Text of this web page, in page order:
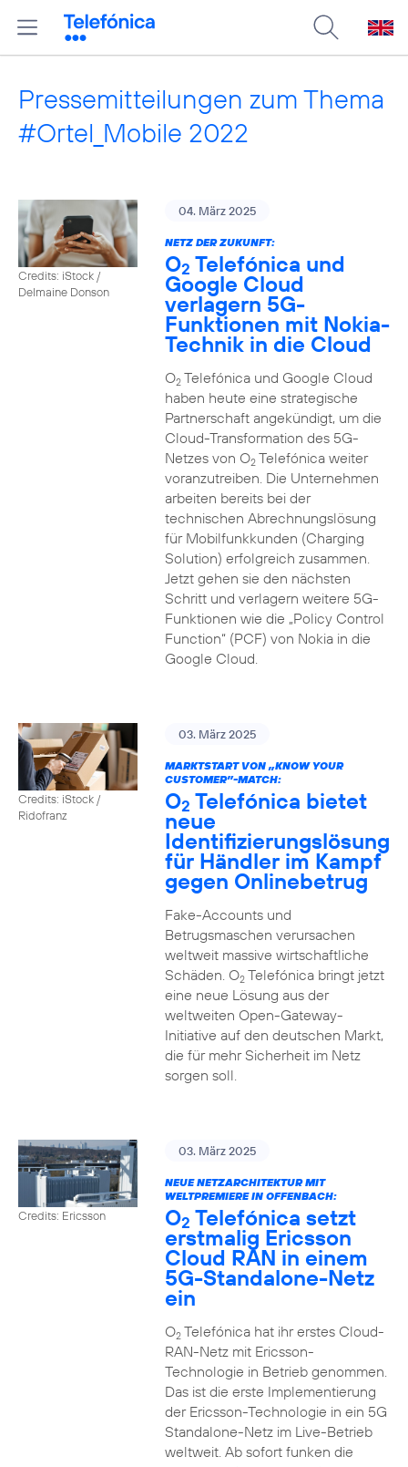
Pressemitteilungen zum Thema
#Ortel_Mobile 2022
Credits: iStock /
Delmaine Donson
04. März 2025
NETZ DER ZUKUNFT:
O2 Telefónica und
Google Cloud
verlagern 5G-
Funktionen mit Nokia-
Technik in die Cloud
O2Telefónica und Google Cloud
haben heute eine strategische
Partnerschaft angekündigt, um die
Cloud-Transformation des 5G-
Netzes von O2Telefónica weiter
voranzutreiben. Die Unternehmen
arbeiten bereits bei der
technischen Abrechnungslösung
für Mobilfunkkunden (Charging
Solution) erfolgreich zusammen.
Jetzt gehen sie den nächsten
Schritt und verlagern weitere 5G-
Funktionen wie die „Policy Control
Function“ (PCF) von Nokia in die
Google Cloud.
Credits: iStock /
Ridofranz
03. März 2025
MARKTSTART VON „KNOW YOUR
CUSTOMER”-MATCH:
O2 Telefónica bietet
neue
Identifizierungslösung
für Händler im Kampf
gegen Onlinebetrug
Fake-Accounts und
Betrugsmaschen verursachen
weltweit massive wirtschaftliche
Schäden. O2Telefónica bringt jetzt
eine neue Lösung aus der
weltweiten Open-Gateway-
Initiative auf den deutschen Markt,
die für mehr Sicherheit im Netz
sorgen soll.
Credits: Ericsson
03. März 2025
NEUE NETZARCHITEKTUR MIT
WELTPREMIERE IN OFFENBACH:
O2 Telefónica setzt
erstmalig Ericsson
Cloud RAN in einem
5G-Standalone-Netz
ein
O2Telefónica hat ihr erstes Cloud-
RAN-Netz mit Ericsson-
Technologie in Betrieb genommen.
Das ist die erste Implementierung
der Ericsson-Technologie in ein 5G
Standalone-Netz im Live-Betrieb
weltweit. Ab sofort funken die